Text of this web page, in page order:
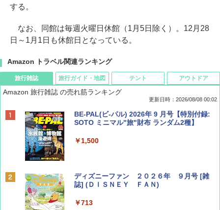
する。
なお、同館は毎週火曜日休館（1月5日除く）。12月28
日～1月1日も休館日となっている。
Amazon トラベル関連ランキング
旅行雑誌
Amazon 旅行雑誌 の売れ筋ランキング
更新日時：2026/08/08 00:02
BE-PAL(ビ-パル) 2026年 9 月号【特別付録:
SOTO ミニマル"旅"財布 ランダム2種】
￥1,500
ディズニーファン ２０２６年 ９月号 [雑
誌] (ＤＩＳＮＥＹ ＦＡＮ)
￥713
旅行ガイド・地図 テント アウトドア